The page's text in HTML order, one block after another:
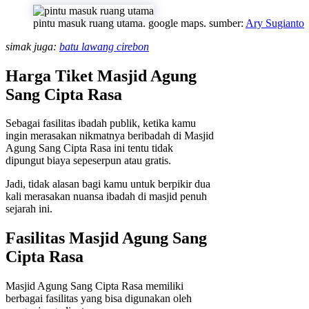
pintu masuk ruang utama. google maps. sumber: Ary Sugianto
simak juga: batu lawang cirebon
Harga Tiket Masjid Agung
Sang Cipta Rasa
Sebagai fasilitas ibadah publik, ketika kamu
ingin merasakan nikmatnya beribadah di Masjid
Agung Sang Cipta Rasa ini tentu tidak
dipungut biaya sepeserpun atau gratis.
Jadi, tidak alasan bagi kamu untuk berpikir dua
kali merasakan nuansa ibadah di masjid penuh
sejarah ini.
Fasilitas Masjid Agung Sang
Cipta Rasa
Masjid Agung Sang Cipta Rasa memiliki
berbagai fasilitas yang bisa digunakan oleh